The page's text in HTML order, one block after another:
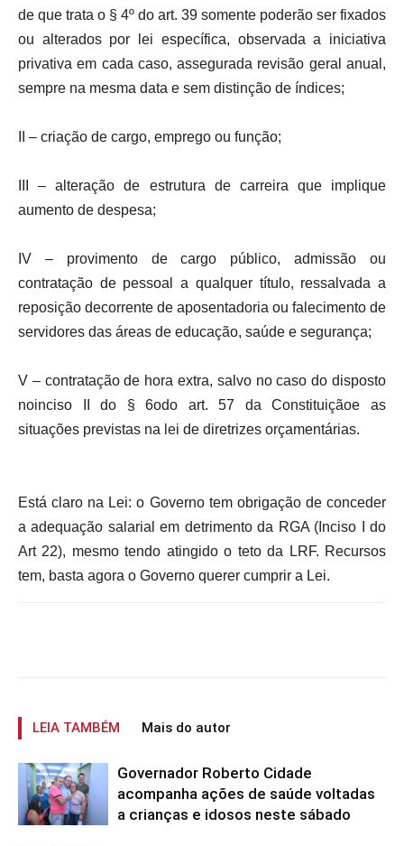
de que trata o § 4º do art. 39 somente poderão ser fixados
ou alterados por lei específica, observada a iniciativa
privativa em cada caso, assegurada revisão geral anual,
sempre na mesma data e sem distinção de índices;
II – criação de cargo, emprego ou função;
III – alteração de estrutura de carreira que implique
aumento de despesa;
IV – provimento de cargo público, admissão ou
contratação de pessoal a qualquer título, ressalvada a
reposição decorrente de aposentadoria ou falecimento de
servidores das áreas de educação, saúde e segurança;
V – contratação de hora extra, salvo no caso do disposto
noinciso II do § 6odo art. 57 da Constituiçãoe as
situações previstas na lei de diretrizes orçamentárias.
Está claro na Lei: o Governo tem obrigação de conceder
a adequação salarial em detrimento da RGA (Inciso I do
Art 22), mesmo tendo atingido o teto da LRF. Recursos
tem, basta agora o Governo querer cumprir a Lei.
LEIA TAMBÉM Mais do autor
Governador Roberto Cidade
acompanha ações de saúde voltadas
a crianças e idosos neste sábado